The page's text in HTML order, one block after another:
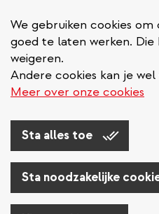
We gebruiken cookies om
goed te laten werken. Die
weigeren.
Andere cookies kan je wel
Meer over onze cookies
Sta alles toe
Sta noodzakelijke